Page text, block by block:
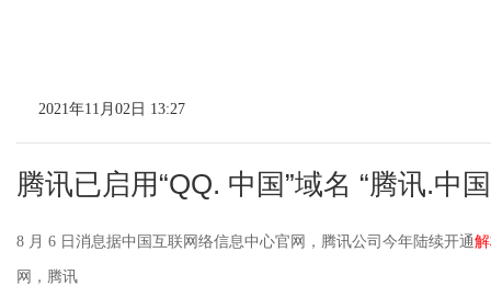
2021年11月02日 13:27
腾讯已启用“QQ. 中国”域名 “腾讯.中
8 月 6 日消息据中国互联网络信息中心官网，腾讯公司今年陆续开通
网，腾讯